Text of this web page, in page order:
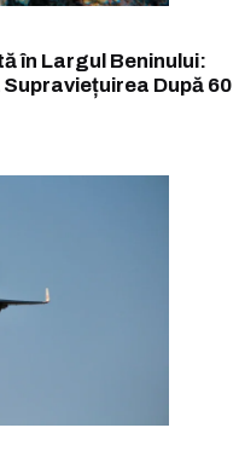
în Largul Beninului:
După 60